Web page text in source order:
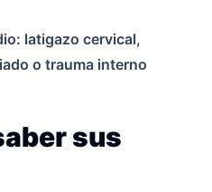
latigazo cervical,
o trauma interno
sus